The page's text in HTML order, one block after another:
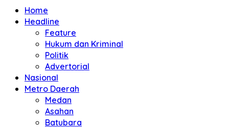
Home
Headline
Feature
Hukum dan Kriminal
Politik
Advertorial
Nasional
Metro Daerah
Medan
Asahan
Batubara